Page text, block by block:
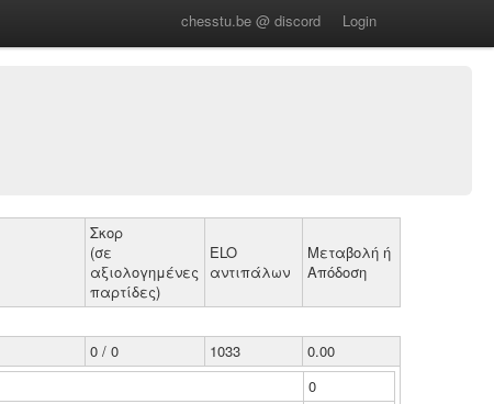
chesstu.be @ discord Login
Σκορ
(σε
αξιολογημένες
παρτίδες)
ELO
αντιπάλων
Μεταβολή ή
Απόδοση
0 / 0 1033
0.00
0